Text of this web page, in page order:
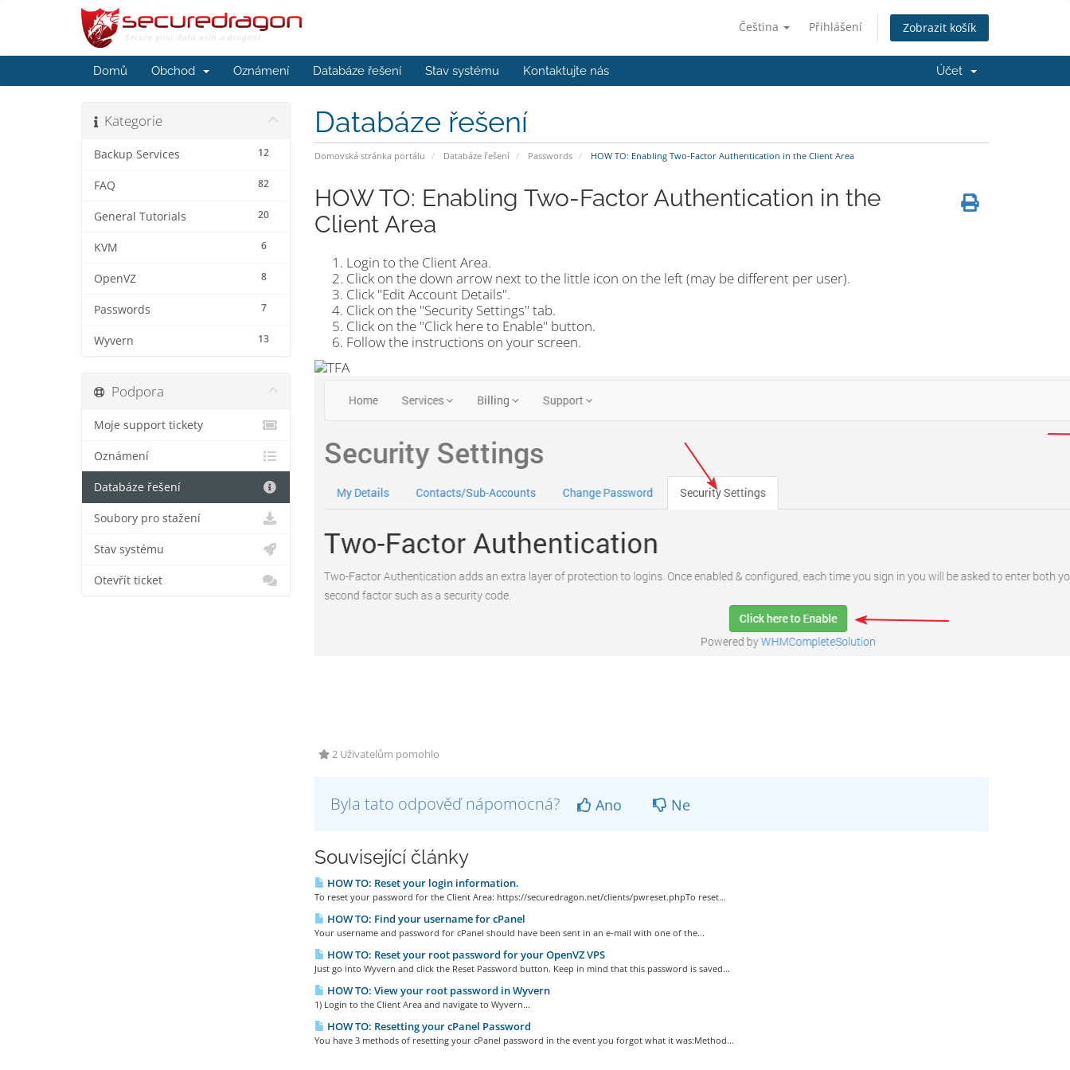
Čeština Přihlášení Zobrazit košík
Domů Obchod Oznámení Databáze řešení Stav systému Kontaktujte nás Účet
Databáze řešení
Domovská stránka portálu Databáze řešení Passwords HOW TO: Enabling Two-Factor Authentication in the Client Area
Kategorie
12
Backup Services
82
FAQ
20
General Tutorials
6
KVM
8
OpenVZ
7
Passwords
13
Wyvern
HOW TO: Enabling Two-Factor Authentication in the
Client Area
Login to the Client Area.
Click on the down arrow next to the little icon on the left (may be different per user).
Click "Edit Account Details".
Click on the "Security Settings" tab.
Click on the "Click here to Enable" button.
Follow the instructions on your screen.
2 Uživatelům pomohlo
Byla tato odpověď nápomocná? Ano Ne
Související články
HOW TO: Reset your login information.
To reset your password for the Client Area: https://securedragon.net/clients/pwreset.phpTo reset...
HOW TO: Find your username for cPanel
Your username and password for cPanel should have been sent in an e-mail with one of the...
HOW TO: Reset your root password for your OpenVZ VPS
Just go into Wyvern and click the Reset Password button. Keep in mind that this password is saved...
HOW TO: View your root password in Wyvern
1) Login to the Client Area and navigate to Wyvern...
HOW TO: Resetting your cPanel Password
You have 3 methods of resetting your cPanel password in the event you forgot what it was:Method...
Podpora
Moje support tickety
Oznámení
Databáze řešení
Soubory pro stažení
Stav systému
Otevřít ticket